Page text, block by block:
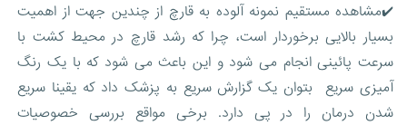
✔️مشاهده مستقیم نمونه آلوده به قارچ از چندین جهت از اهمیت
بسیار بالایی برخوردار است، چرا که رشد قارچ در محیط کشت با
سرعت پائینی انجام می شود و این باعث می شود که با یک رنگ
آمیزی سریع بتوان یک گزارش سریع به پزشک داد که یقینا سریع
شدن درمان را در پی دارد. برخی مواقع بررسی خصوصیات